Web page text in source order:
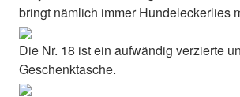
bringt nämlich immer Hundeleckerlies
Die Nr. 18 ist ein aufwändig verzierte
Geschenktasche.